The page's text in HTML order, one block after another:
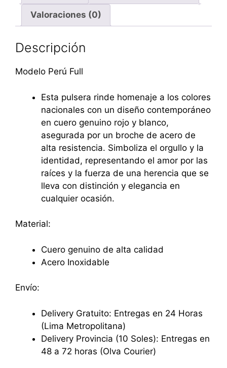
Valoraciones (0)
Descripción
Modelo Perú Full
Esta pulsera rinde homenaje a los colores
nacionales con un diseño contemporáneo
en cuero genuino rojo y blanco,
asegurada por un broche de acero de
alta resistencia. Simboliza el orgullo y la
identidad, representando el amor por las
raíces y la fuerza de una herencia que se
lleva con distinción y elegancia en
cualquier ocasión.
Material:
Cuero genuino de alta calidad
Acero Inoxidable
Envío:
Delivery Gratuito: Entregas en 24 Horas
(Lima Metropolitana)
Delivery Provincia (10 Soles): Entregas en
48 a 72 horas (Olva Courier)